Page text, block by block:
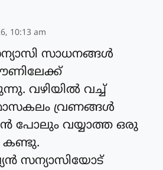
10:13 am
സാധനങ്ങൾ
വഴിയിൽ വച്ച്
വ്രണങ്ങൾ
പോലും വയ്യാത്ത ഒരു
സന്യാസിയോട്